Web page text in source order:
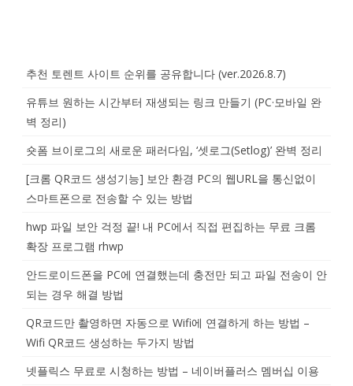
추천 토렌트 사이트 순위를 공유합니다 (ver.2026.8.7)
유튜브 원하는 시간부터 재생되는 링크 만들기 (PC·모바일 완
벽 정리)
숏폼 브이로그의 새로운 패러다임, ‘셋로그(Setlog)’ 완벽 정리
[크롬 QR코드 생성기능] 보안 환경 PC의 웹URL을 통신없이
스마트폰으로 전송할 수 있는 방법
hwp 파일 보안 걱정 끝! 내 PC에서 직접 편집하는 무료 크롬
확장 프로그램 rhwp
안드로이드폰을 PC에 연결했는데 충전만 되고 파일 전송이 안
되는 경우 해결 방법
QR코드만 촬영하면 자동으로 Wifi에 연결하게 하는 방법 –
Wifi QR코드 생성하는 두가지 방법
넷플릭스 무료로 시청하는 방법 – 네이버플러스 멤버십 이용